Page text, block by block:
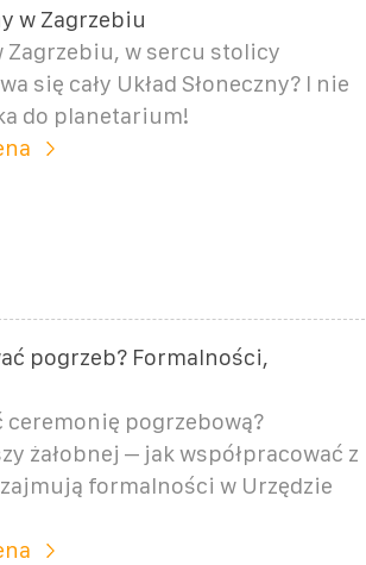
w Zagrzebiu
Zagrzebiu, w sercu stolicy
się cały Układ Słoneczny? I nie
do planetarium!
pogrzeb? Formalności,
ceremonię pogrzebową?
żałobnej – jak współpracować z
formalności w Urzędzie